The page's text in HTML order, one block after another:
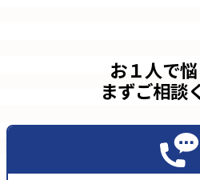
お１人で悩
まずご相談